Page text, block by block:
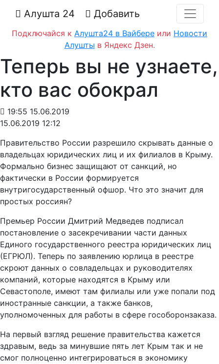
Алушта 24 Добавить
Подключайся к Алушта24 в Вайбере или Новости
Алушты в Яндекс Дзен.
Теперь вы не узнаете,
кто вас обокрал
19:55 15.06.2019
15.06.2019 12:12
Правительство России разрешило скрывать данные о
владельцах юридических лиц и их филиалов в Крыму.
Формально бизнес защищают от санкций, но
фактически в России формируется
внутригосударственный офшор. Что это значит для
простых россиян?
Премьер России Дмитрий Медведев подписал
постановление о засекречивании части данных
Единого государственного реестра юридических лиц
(ЕГРЮЛ). Теперь по заявлению юрлица в реестре
скроют данных о совладельцах и руководителях
компаний, которые находятся в Крыму или
Севастополе, имеют там филиалы или уже попали под
иностранные санкции, а также банков,
уполномоченных для работы в сфере гособоронзаказа.
На первый взгляд решение правительства кажется
здравым, ведь за минувшие пять лет Крым так и не
смог полноценно интегрироваться в экономику